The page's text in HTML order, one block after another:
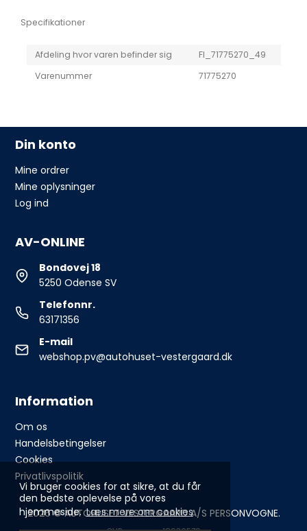
Vi bruger cookies for at sikre, at du får
den bedste oplevelse på vores
hjemmeside.Læs mere om cookies
Specifikationer
Afdeling hvor varen befinder sig
FI_71775270_49
Varenummer
71775270
Din konto
Mine ordrer
Mine oplysninger
Log ind
AV-ONLINE
Bondovej 18
5250 Odense SV
Telefonnr.
63171356
E-mail
webshop.pv@autohuset-vestergaard.dk
Information
Om os
Handelsbetingelser
Cookies
Privatlivspolitik
2026 © AUTOHUSET VESTERGAARD A/S PERSONVOGNE.